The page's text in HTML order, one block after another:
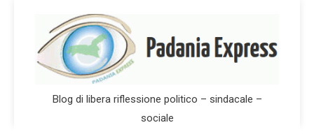
Blog di libera riflessione politico – sindacale –
sociale